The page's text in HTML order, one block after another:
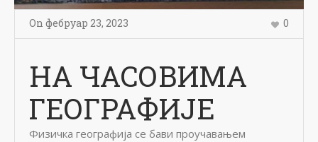
On фебруар 23, 2023 0
НА ЧАСОВИМА
ГЕОГРАФИЈЕ
Физичка географија се бави проучавањем